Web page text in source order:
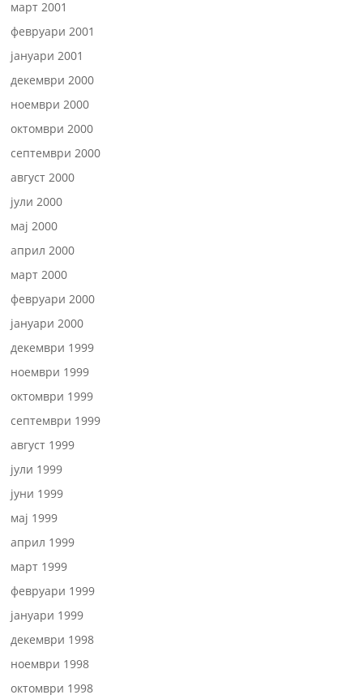
март 2001
февруари 2001
јануари 2001
декември 2000
ноември 2000
октомври 2000
септември 2000
август 2000
јули 2000
мај 2000
април 2000
март 2000
февруари 2000
јануари 2000
декември 1999
ноември 1999
октомври 1999
септември 1999
август 1999
јули 1999
јуни 1999
мај 1999
април 1999
март 1999
февруари 1999
јануари 1999
декември 1998
ноември 1998
октомври 1998